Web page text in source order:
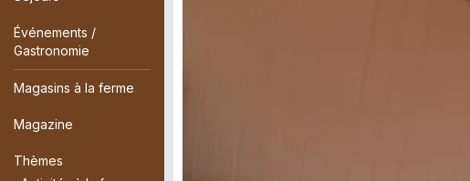
Événements /
Gastronomie
Magasins à la ferme
Magazine
Thèmes